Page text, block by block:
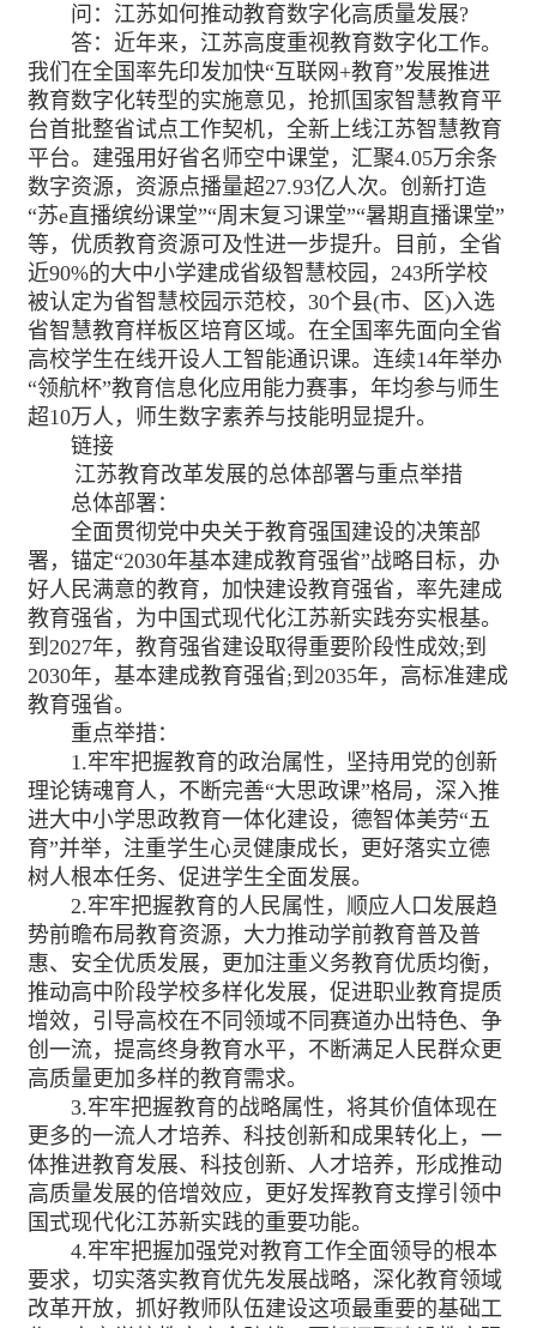
问：江苏如何推动教育数字化高质量发展?
答：近年来，江苏高度重视教育数字化工作。
我们在全国率先印发加快“互联网+教育”发展推进
教育数字化转型的实施意见，抢抓国家智慧教育平
台首批整省试点工作契机，全新上线江苏智慧教育
平台。建强用好省名师空中课堂，汇聚4.05万余条
数字资源，资源点播量超27.93亿人次。创新打造
“苏e直播缤纷课堂”“周末复习课堂”“暑期直播课堂”
等，优质教育资源可及性进一步提升。目前，全省
近90%的大中小学建成省级智慧校园，243所学校
被认定为省智慧校园示范校，30个县(市、区)入选
省智慧教育样板区培育区域。在全国率先面向全省
高校学生在线开设人工智能通识课。连续14年举办
“领航杯”教育信息化应用能力赛事，年均参与师生
超10万人，师生数字素养与技能明显提升。
链接
江苏教育改革发展的总体部署与重点举措
总体部署：
全面贯彻党中央关于教育强国建设的决策部
署，锚定“2030年基本建成教育强省”战略目标，办
好人民满意的教育，加快建设教育强省，率先建成
教育强省，为中国式现代化江苏新实践夯实根基。
到2027年，教育强省建设取得重要阶段性成效;到
2030年，基本建成教育强省;到2035年，高标准建成
教育强省。
重点举措：
1.牢牢把握教育的政治属性，坚持用党的创新
理论铸魂育人，不断完善“大思政课”格局，深入推
进大中小学思政教育一体化建设，德智体美劳“五
育”并举，注重学生心灵健康成长，更好落实立德
树人根本任务、促进学生全面发展。
2.牢牢把握教育的人民属性，顺应人口发展趋
势前瞻布局教育资源，大力推动学前教育普及普
惠、安全优质发展，更加注重义务教育优质均衡，
推动高中阶段学校多样化发展，促进职业教育提质
增效，引导高校在不同领域不同赛道办出特色、争
创一流，提高终身教育水平，不断满足人民群众更
高质量更加多样的教育需求。
3.牢牢把握教育的战略属性，将其价值体现在
更多的一流人才培养、科技创新和成果转化上，一
体推进教育发展、科技创新、人才培养，形成推动
高质量发展的倍增效应，更好发挥教育支撑引领中
国式现代化江苏新实践的重要功能。
4.牢牢把握加强党对教育工作全面领导的根本
要求，切实落实教育优先发展战略，深化教育领域
改革开放，抓好教师队伍建设这项最重要的基础工